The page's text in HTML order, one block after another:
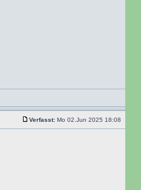
Verfasst: Mo 02.Jun 2025 18:08